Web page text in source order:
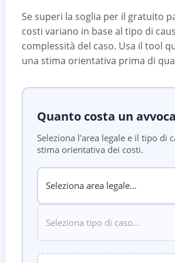
Se superi la soglia per il gratuito
costi variano in base al tipo di
complessità del caso. Usa il tool
una stima orientativa prima di
Quanto costa un
Seleziona l'area legale e il tipo di
stima orientativa dei costi.